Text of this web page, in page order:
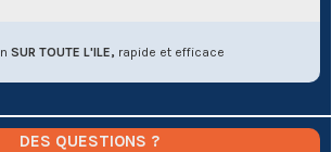
SUR TOUTE L'ILE, rapide et efficace
DES QUESTIONS ?